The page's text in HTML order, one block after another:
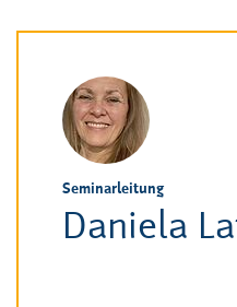
Seminarleitung
Daniela